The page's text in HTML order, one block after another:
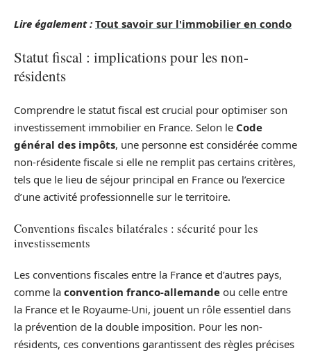
Lire également : Tout savoir sur l'immobilier en condo
Statut fiscal : implications pour les non-
résidents
Comprendre le statut fiscal est crucial pour optimiser son
investissement immobilier en France. Selon le Code
général des impôts, une personne est considérée comme
non-résidente fiscale si elle ne remplit pas certains critères,
tels que le lieu de séjour principal en France ou l’exercice
d’une activité professionnelle sur le territoire.
Conventions fiscales bilatérales : sécurité pour les
investissements
Les conventions fiscales entre la France et d’autres pays,
comme la convention franco-allemande ou celle entre
la France et le Royaume-Uni, jouent un rôle essentiel dans
la prévention de la double imposition. Pour les non-
résidents, ces conventions garantissent des règles précises